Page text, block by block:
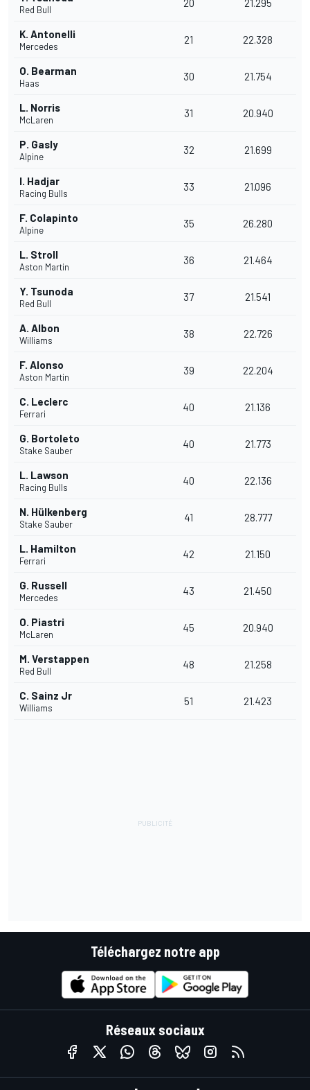
Red Bull
20 21.295
K. Antonelli
Mercedes
21 22.328
O. Bearman
Haas
30 21.754
L. Norris
McLaren
31 20.940
P. Gasly
Alpine
32 21.699
I. Hadjar
Racing Bulls
33 21.096
F. Colapinto
Alpine
35 26.280
L. Stroll
Aston Martin
36 21.464
Y. Tsunoda
Red Bull
37 21.541
A. Albon
Williams
38 22.726
F. Alonso
Aston Martin
39 22.204
C. Leclerc
Ferrari
40 21.136
G. Bortoleto
Stake Sauber
40 21.773
L. Lawson
Racing Bulls
40 22.136
N. Hülkenberg
Stake Sauber
41 28.777
L. Hamilton
Ferrari
42 21.150
G. Russell
Mercedes
43 21.450
O. Piastri
McLaren
45 20.940
M. Verstappen
Red Bull
48 21.258
C. Sainz Jr
Williams
51 21.423
Téléchargez notre app
Réseaux sociaux